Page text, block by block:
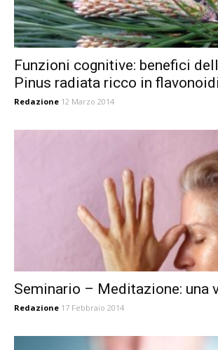
Funzioni cognitive: benefici
Pinus radiata ricco in flavonoidi
Redazione 12 Marzo 2014
Seminario – Meditazione: una
Redazione 17 Febbraio 2014